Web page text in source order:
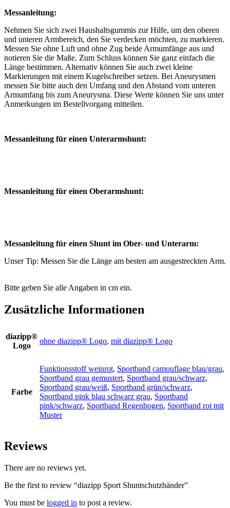
Messanleitung:
Nehmen Sie sich zwei Haushaltsgummis zur Hilfe, um den oberen
und unteren Armbereich, den Sie verdecken möchten, zu markieren.
Messen Sie ohne Luft und ohne Zug beide Armumfänge aus und
notieren Sie die Maße. Zum Schluss können Sie ganz einfach die
Länge bestimmen. Alternativ können Sie auch zwei kleine
Markierungen mit einem Kugelschreiber setzen. Bei Aneurysmen
messen Sie bitte auch den Umfang und den Abstand vom unteren
Armumfang bis zum Aneurysma. Diese Werte können Sie uns unter
Anmerkungen im Bestellvorgang mitteilen.
Messanleitung für einen Unterarmshunt:
Messanleitung für einen Oberarmshunt:
Messanleitung für einen Shunt im Ober- und Unterarm:
Unser Tip: Messen Sie die Länge am besten am ausgestreckten Arm.
Bitte geben Sie alle Angaben in cm ein.
Zusätzliche Informationen
diazipp®
Logo
ohne diazipp® Logo, mit diazipp® Logo
Farbe
Funktionsstoff weinrot, Sportband camouflage blau/grau,
Sportband grau gemustert, Sportband grau/schwarz,
Sportband grau/weiß, Sportband grün/schwarz,
Sportband pink blau schwarz grau, Sportband
pink/schwarz, Sportband Regenbogen, Sportband rot mit
Muster
Reviews
There are no reviews yet.
Be the first to review “diazipp Sport Shuntschutzbänder”
You must be logged in to post a review.